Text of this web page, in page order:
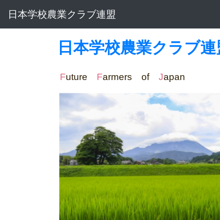
日本学校農業クラブ連盟
日本学校農業クラブ連
Future Farmers of J